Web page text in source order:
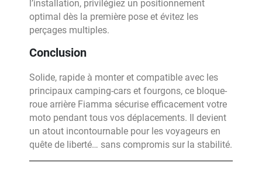
l’installation, privilégiez un positionnement
optimal dès la première pose et évitez les
perçages multiples.
Conclusion
Solide, rapide à monter et compatible avec les
principaux camping-cars et fourgons, ce bloque-
roue arrière Fiamma sécurise efficacement votre
moto pendant tous vos déplacements. Il devient
un atout incontournable pour les voyageurs en
quête de liberté… sans compromis sur la stabilité.